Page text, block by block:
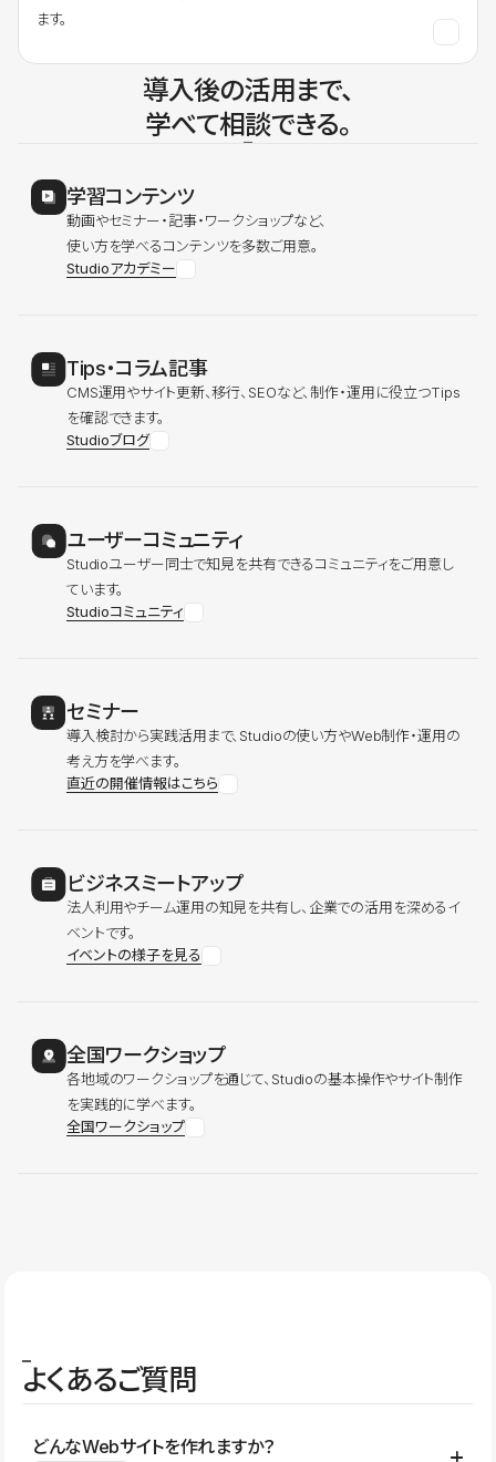
ます。
導入後の活用まで、
学べて相談できる。
学習コンテンツ
動画やセミナー・記事・ワークショップなど、
使い方を学べるコンテンツを多数ご用意。
Studioアカデミー
Tips・コラム記事
CMS運用やサイト更新、移行、SEOなど、制作・運用に役立つTips
を確認できます。
Studioブログ
ユーザーコミュニティ
Studioユーザー同士で知見を共有できるコミュニティをご用意し
ています。
Studioコミュニティ
セミナー
導入検討から実践活用まで、Studioの使い方やWeb制作・運用の
考え方を学べます。
直近の開催情報はこちら
ビジネスミートアップ
法人利用やチーム運用の知見を共有し、企業での活用を深めるイ
ベントです。
イベントの様子を見る
全国ワークショップ
各地域のワークショップを通じて、Studioの基本操作やサイト制作
を実践的に学べます。
全国ワークショップ
よくあるご質問
どんなWebサイトを作れますか？